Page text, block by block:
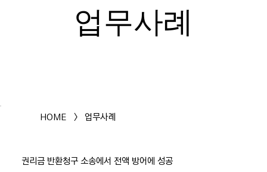
권리금 반환청구 소송에서 전액 방어에 성공
HOME > 업무사례
업무사례